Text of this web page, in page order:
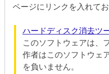
ページにリンクを入れてお
ハードディスク消去ツ
このソフトウェアは、
作者はこのソフトウェ
を負いません。